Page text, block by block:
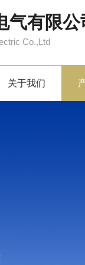
气有限公
Co.,Ltd
关于我们